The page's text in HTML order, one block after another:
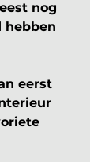
nog
hebben
eerst